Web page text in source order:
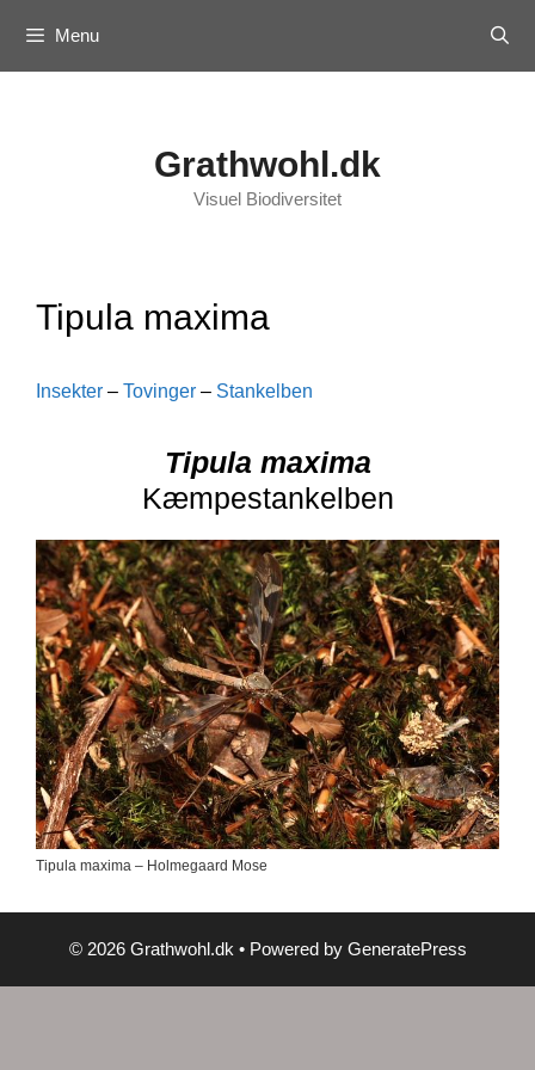
content
Menu
Grathwohl.dk
Visuel Biodiversitet
Tipula maxima
Insekter – Tovinger – Stankelben
Tipula maxima
Kæmpestankelben
Tipula maxima – Holmegaard Mose
© 2026 Grathwohl.dk • Powered by GeneratePress